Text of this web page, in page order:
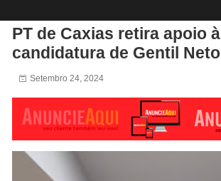
PT de Caxias retira apoio à
candidatura de Gentil Neto
Setembro 24, 2024